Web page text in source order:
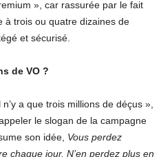
», car rassurée par le fait
à trois ou quatre dizaines de
et sécurisé.
de VO ?
a que trois millions de déçus »,
le slogan de la campagne
son idée, Vous perdez
chaque jour. N’en perdez plus en